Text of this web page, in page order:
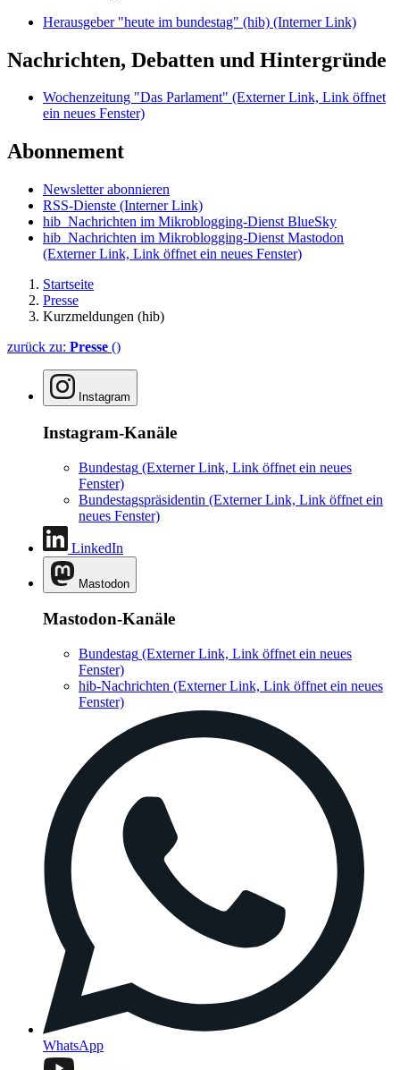
Herausgeber "heute im bundestag" (hib) (Interner Link)
Nachrichten, Debatten und Hintergründe
Wochenzeitung "Das Parlament" (Externer Link, Link öffnet
ein neues Fenster)
Abonnement
Newsletter abonnieren
RSS-Dienste (Interner Link)
hib_Nachrichten im Mikroblogging-Dienst BlueSky
hib_Nachrichten im Mikroblogging-Dienst Mastodon
(Externer Link, Link öffnet ein neues Fenster)
Startseite
Presse
Kurzmeldungen (hib)
zurück zu: Presse ()
Instagram
Instagram-Kanäle
Bundestag (Externer Link, Link öffnet ein neues
Fenster)
Bundestagspräsidentin (Externer Link, Link öffnet ein
neues Fenster)
LinkedIn
Mastodon
Mastodon-Kanäle
Bundestag (Externer Link, Link öffnet ein neues
Fenster)
hib-Nachrichten (Externer Link, Link öffnet ein neues
Fenster)
WhatsApp